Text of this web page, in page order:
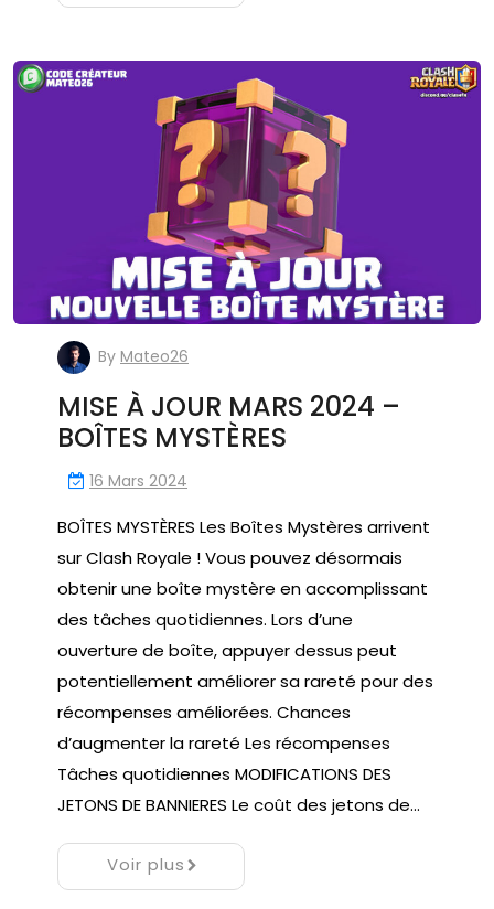
By Mateo26
MISE À JOUR MARS 2024 –
BOÎTES MYSTÈRES
16 Mars 2024
BOÎTES MYSTÈRES Les Boîtes Mystères arrivent
sur Clash Royale ! Vous pouvez désormais
obtenir une boîte mystère en accomplissant
des tâches quotidiennes. Lors d’une
ouverture de boîte, appuyer dessus peut
potentiellement améliorer sa rareté pour des
récompenses améliorées. Chances
d’augmenter la rareté Les récompenses
Tâches quotidiennes MODIFICATIONS DES
JETONS DE BANNIERES Le coût des jetons de…
Voir plus